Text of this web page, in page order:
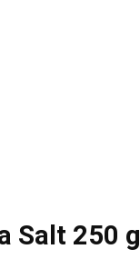
Salt 250 g